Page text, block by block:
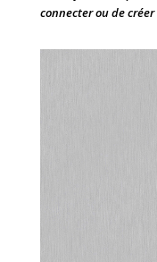
connecter ou de